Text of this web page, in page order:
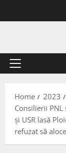
Home 2023
Consilierii
și USR lasă
refuzat să